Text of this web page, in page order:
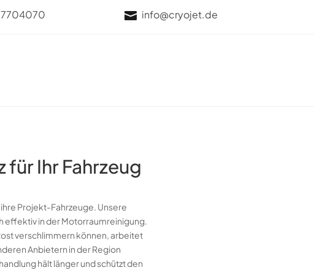
7704070  info@cryojet.de
Ihr Fahrzeug
Projekt-Fahrzeuge. Unsere
effektiv in der Motorraumreinigung.
verschlimmern können, arbeitet
Anbietern in der Region
hält länger und schützt den